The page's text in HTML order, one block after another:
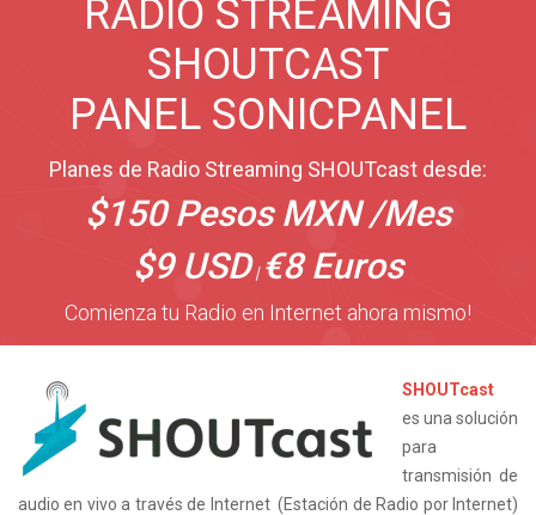
RADIO STREAMING
SHOUTCAST
PANEL SONICPANEL
Planes de Radio Streaming SHOUTcast desde:
$150Pesos MXN /Mes
$9USD| €8Euros
Comienza tu Radio en Internet ahora mismo!
SHOUTcast
es una solución
para
transmisión de
audio en vivo a través de Internet (Estación de Radio por Internet)